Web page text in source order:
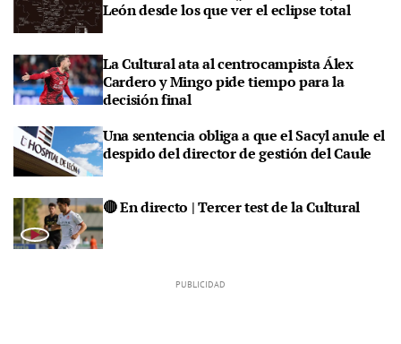
León desde los que ver el eclipse total
La Cultural ata al centrocampista Álex
Cardero y Mingo pide tiempo para la
decisión final
Una sentencia obliga a que el Sacyl anule el
despido del director de gestión del Caule
🔴 En directo | Tercer test de la Cultural